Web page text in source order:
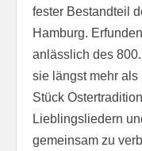
fester Bestandteil
Hamburg.
anlässlich des
sie längst mehr
Stück
Lieblingsliedern
gemeinsam zu